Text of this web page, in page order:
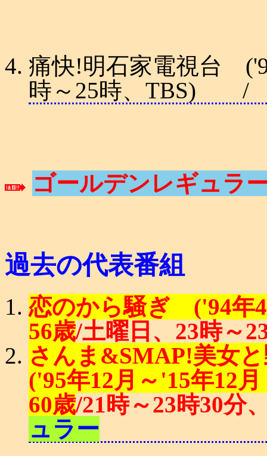
痛快!明石家電視台
時～25時、
ゴールデンレギュラ
過去の代表番組
恋のから騒ぎ ('94年4
56歳/土曜日、23時～
さんま&SMAP!美女
('95年12月～'15年12
60歳/21時～23時30分
ュラー